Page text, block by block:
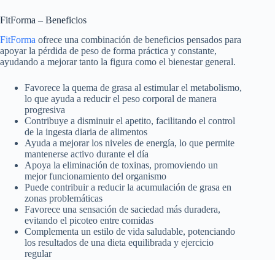
FitForma – Beneficios
FitForma ofrece una combinación de beneficios pensados para
apoyar la pérdida de peso de forma práctica y constante,
ayudando a mejorar tanto la figura como el bienestar general.
Favorece la quema de grasa al estimular el metabolismo,
lo que ayuda a reducir el peso corporal de manera
progresiva
Contribuye a disminuir el apetito, facilitando el control
de la ingesta diaria de alimentos
Ayuda a mejorar los niveles de energía, lo que permite
mantenerse activo durante el día
Apoya la eliminación de toxinas, promoviendo un
mejor funcionamiento del organismo
Puede contribuir a reducir la acumulación de grasa en
zonas problemáticas
Favorece una sensación de saciedad más duradera,
evitando el picoteo entre comidas
Complementa un estilo de vida saludable, potenciando
los resultados de una dieta equilibrada y ejercicio
regular